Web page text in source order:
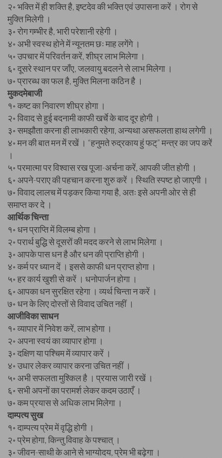
२॰ भक्ति में ही शक्ति है, इष्टदेव की भक्ति एवं उपासना करें । रोग से
मुक्ति मिलेगी ।
३॰ रोग गम्भीर है, भारी परेशानी रहेगी ।
४॰ अभी स्वस्थ होने में न्यूनतम छः माह लगेंगे ।
५॰ उपचार में परिवर्तन करें, शीघ्र लाभ मिलेगा ।
६॰ दूसरे स्थान पर जाँए, जलवायु बदलने से लाभ मिलेगा ।
७॰ प्रारब्ध का फल है, मुक्ति मिलना कठिन है ।
मुकदमेबाजी
१॰ कष्ट का निवारण शीघ्र होगा ।
२॰ विवाद से हुई बदनामी काफी खर्चे के बाद दूर होगी ।
३॰ समझौता करना ही लाभकारी रहेगा, अन्यथा असफलता हाथ लगेगी ।
४॰ मन की बात मन में रखें । “हनुमते रुद्रकाय हुं फट्” मन्त्र का जप करें
।
५॰ परमात्मा पर विश्वास रख पूजा-अर्चना करें, आपकी जीत होगी ।
६॰ अपने-पराए की पहचान करना शुरु करें । स्थिति स्पष्ट हो जाएगी ।
७॰ विवाद लालच में पड़कर किया गया है, अतः इसे अपनी ओर से ही
समाप्त कर दे ।
आर्थिक चिन्ता
१॰ धन प्राप्ति में विलम्ब होगा ।
२॰ परार्थ बुद्धि से दूसरों की मदद करने से लाभ मिलेगा ।
३॰ आपके पास धन है और धन की प्राप्ति होगी ।
४॰ कर्म पर ध्यान दें । इससे काफी धन प्राप्त होगा ।
५॰ हर कार्य खुशी से करें । धनोपार्जन होगा ।
६॰ आपका धन सुरक्षित रहेगा । व्यर्थ चिन्ता न करें ।
७॰ धन के लिए दोस्तों से विवाद उचित नहीं ।
आजीविका साधन
१॰ व्यापार में निवेश करें, लाभ होगा ।
२॰ अपना स्वयं का व्यापार होगा ।
३॰ दक्षिण या पश्चिम में व्यापार करें ।
४॰ उधार लेकर व्यापार करना उचित नहीं ।
५॰ अभी सफलता मुश्किल है । प्रयास जारी रखें ।
६॰ सभी अपनों का परामर्श लेकर कदम उठाएँ ।
७॰ कम प्रयास से अधिक लाभ मिलेगा ।
दाम्पत्य सुख
१॰ दाम्पत्य प्रेम में वृद्धि होगी ।
२॰ प्रेम होगा, किन्तु विवाह के पश्चात् ।
३॰ जीवन-साथी के आने से भाग्योदय, प्रेम भी बढ़ेगा ।